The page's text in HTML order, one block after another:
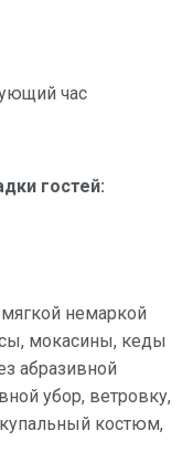
час
гостей:
немаркой
мокасины, кеды
абразивной
убор, ветровку,
купальный костюм,